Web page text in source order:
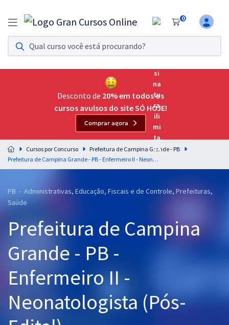
0
Assinatura Ilimitada 11
Acesso a todos os cursos. Teste grátis por 7 dias!
Assinatura OAB Até Passar
Acesso ilimitado a toda preparação para o Exame da
Residências Multiprofissionais
Preparação completa e intensiva para as principais
residências em saúde do Brasil
Assinatura Ilimitada
Graduação
OAB
Mentorias
Desconto de 20% em todos os
cursos avulsos do site SÓ HOJE!
Comprar agora
Cursos por Concurso
Prefeitura de Campina Grande - PB
Prefeitura de Campina Grande - PB - Enfermeiro II - Neonatologista (Pós-Edital)
PB - Administrativas, Educação, Fiscais e de Controle, Prefeituras,
Saúde
Prefeitura de Campina
Grande - PB -
Enfermeiro II -
Neonatologista (Pós-